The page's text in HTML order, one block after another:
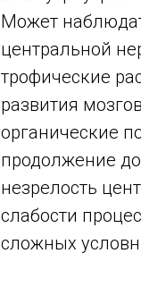
Может
центральной
трофические
развития
органические
продолжение
незрелость
слабости
сложных